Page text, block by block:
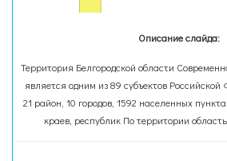
Описание слайда:
Территория Белгородской области
является одним из 89 субъектов
21 район, 10 городов, 1592 населенных
краев, республик По территории